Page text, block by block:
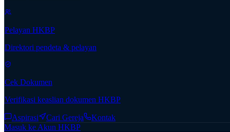
Pelayan HKBP
Direktori pendeta & pelayan
Cek Dokumen
Verifikasi keaslian dokumen HKBP
Aspirasi Cari Gereja
Kontak
Masuk ke Akun HKBP